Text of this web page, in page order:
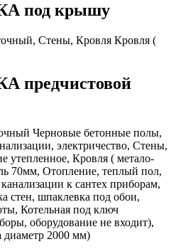
под крышу
Стены, Кровля Кровля (
предчистовой
Черновые бетонные полы,
электричество, Стены,
утепленное, Кровля ( метало-
70мм, Отопление, теплый пол,
к сантех приборам,
стен, шпаклевка под обои,
Котельная под ключ
оборудование не входит),
диаметр 2000 мм)